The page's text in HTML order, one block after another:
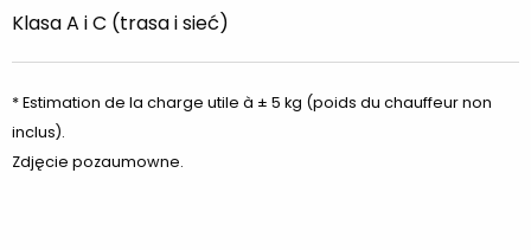
Klasa A i C (trasa i sieć)
* Estimation de la charge utile à ± 5 kg (poids du chauffeur non
inclus).
Zdjęcie pozaumowne.